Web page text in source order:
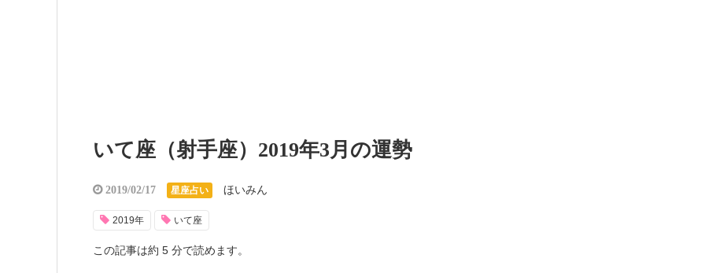
いて座（射手座）2019年3月の運勢
2019/02/17 星座占い ほいみん
2019年 いて座
この記事は約 5 分で読めます。